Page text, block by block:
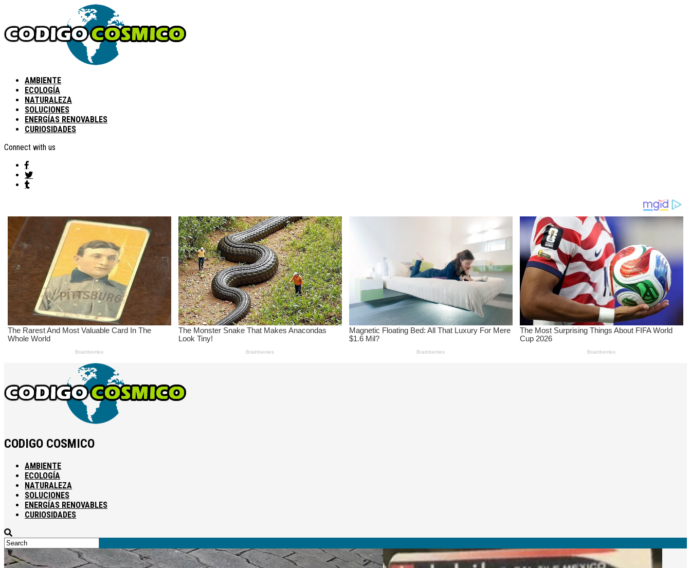
AMBIENTE
ECOLOGÍA
NATURALEZA
SOLUCIONES
ENERGÍAS RENOVABLES
CURIOSIDADES
Connect with us
CODIGO COSMICO
AMBIENTE
ECOLOGÍA
NATURALEZA
SOLUCIONES
ENERGÍAS RENOVABLES
CURIOSIDADES